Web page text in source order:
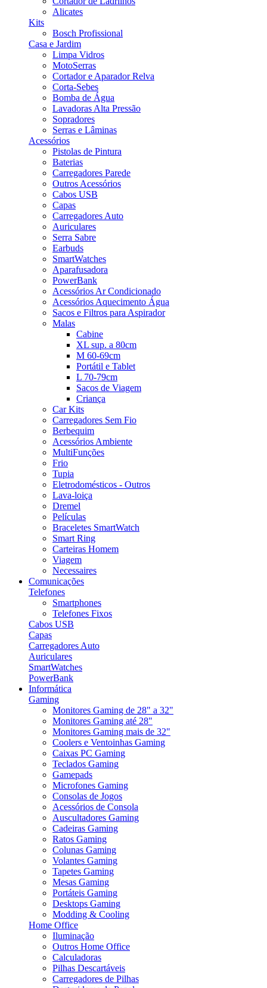
Alicates
Kits
Bosch Profissional
Casa e Jardim
Limpa Vidros
MotoSerras
Cortador e Aparador Relva
Corta-Sebes
Bomba de Água
Lavadoras Alta Pressão
Sopradores
Serras e Lâminas
Acessórios
Pistolas de Pintura
Baterias
Carregadores Parede
Outros Acessórios
Cabos USB
Capas
Carregadores Auto
Auriculares
Serra Sabre
Earbuds
SmartWatches
Aparafusadora
PowerBank
Acessórios Ar Condicionado
Acessórios Aquecimento Água
Sacos e Filtros para Aspirador
Malas
Cabine
XL sup. a 80cm
M 60-69cm
Portátil e Tablet
L 70-79cm
Sacos de Viagem
Criança
Car Kits
Carregadores Sem Fio
Berbequim
Acessórios Ambiente
MultiFunções
Frio
Tupia
Eletrodomésticos - Outros
Lava-loiça
Dremel
Películas
Braceletes SmartWatch
Smart Ring
Carteiras Homem
Viagem
Necessaires
Comunicações
Telefones
Smartphones
Telefones Fixos
Cabos USB
Capas
Carregadores Auto
Auriculares
SmartWatches
PowerBank
Informática
Gaming
Monitores Gaming de 28" a 32"
Monitores Gaming até 28"
Monitores Gaming mais de 32"
Coolers e Ventoinhas Gaming
Caixas PC Gaming
Teclados Gaming
Gamepads
Microfones Gaming
Consolas de Jogos
Acessórios de Consola
Auscultadores Gaming
Cadeiras Gaming
Ratos Gaming
Colunas Gaming
Volantes Gaming
Tapetes Gaming
Mesas Gaming
Portáteis Gaming
Desktops Gaming
Modding & Cooling
Home Office
Iluminação
Outros Home Office
Calculadoras
Pilhas Descartáveis
Carregadores de Pilhas